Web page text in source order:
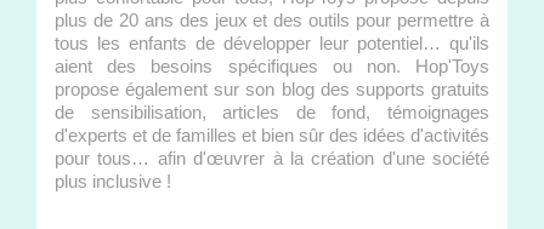
plus de 20 ans des jeux et des outils pour permettre à
tous les enfants de développer leur potentiel… qu'ils
aient des besoins spécifiques ou non. Hop'Toys
propose également sur son blog des supports gratuits
de sensibilisation, articles de fond, témoignages
d'experts et de familles et bien sûr des idées d'activités
pour tous… afin d'œuvrer à la création d'une société
plus inclusive !